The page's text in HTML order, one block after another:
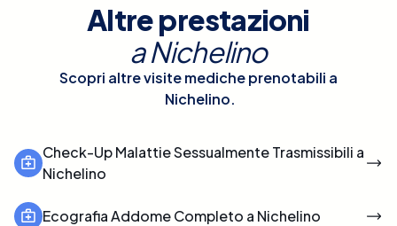
Altre prestazioni
aNichelino
Scopri altre visite mediche prenotabili a
Nichelino.
Check-Up Malattie Sessualmente Trasmissibili a
Nichelino
Ecografia Addome Completo a Nichelino